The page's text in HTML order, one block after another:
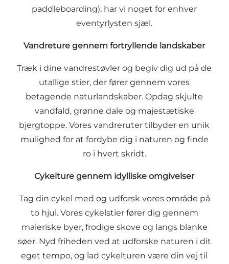
paddleboarding), har vi noget for enhver
eventyrlysten sjæl.
Vandreture gennem fortryllende landskaber
Træk i dine vandrestøvler og begiv dig ud på de
utallige stier, der fører gennem vores
betagende naturlandskaber. Opdag skjulte
vandfald, grønne dale og majestætiske
bjergtoppe. Vores vandreruter tilbyder en unik
mulighed for at fordybe dig i naturen og finde
ro i hvert skridt.
Cykelture gennem idylliske omgivelser
Tag din cykel med og udforsk vores område på
to hjul. Vores cykelstier fører dig gennem
maleriske byer, frodige skove og langs blanke
søer. Nyd friheden ved at udforske naturen i dit
eget tempo, og lad cykelturen være din vej til